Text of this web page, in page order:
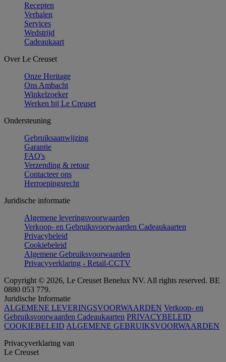
Recepten
Verhalen
Services
Wedstrijd
Cadeaukaart
Over Le Creuset
Onze Heritage
Ons Ambacht
Winkelzoeker
Werken bij Le Creuset
Ondersteuning
Gebruiksaanwijzing
Garantie
FAQ's
Verzending & retour
Contacteer ons
Herroepingsrecht
Juridische informatie
Algemene leveringsvoorwaarden
Verkoop- en Gebruiksvoorwaarden Cadeaukaarten
Privacybeleid
Cookiebeleid
Algemene Gebruiksvoorwaarden
Privacyverklaring - Retail-CCTV
Copyright © 2026, Le Creuset Benelux NV. All rights reserved. BE
0880 053 779.
Juridische Informatie
ALGEMENE LEVERINGSVOORWAARDEN Verkoop- en
Gebruiksvoorwaarden Cadeaukaarten PRIVACYBELEID
COOKIEBELEID ALGEMENE GEBRUIKSVOORWAARDEN
Privacyverklaring van
Le Creuset